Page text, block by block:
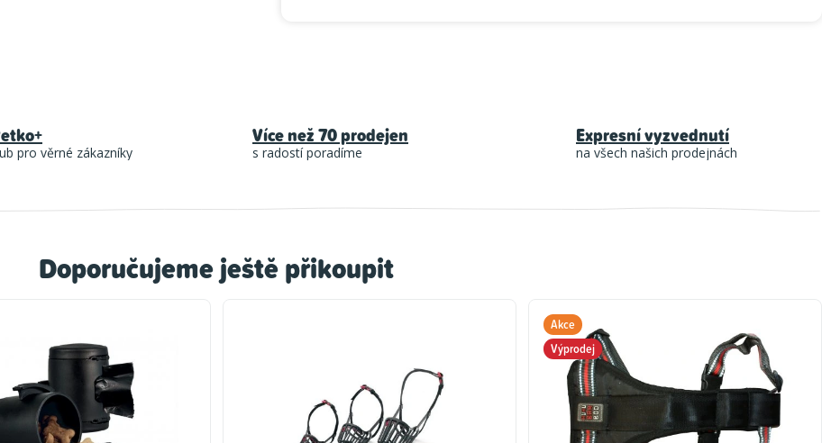
Doporučujeme ještě přikoupit
Akce
Výprodej
pro věrné zákazníky
Více než 70 prodejen
s radostí poradíme
Expresní vyzvednutí
na všech našich prodejnách